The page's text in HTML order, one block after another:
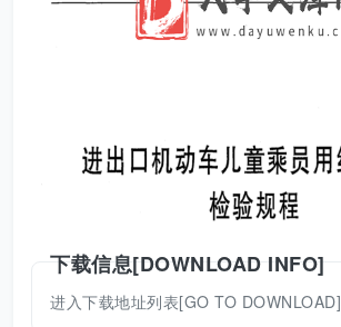
下载信息[DOWNLOAD INFO]
进入下载地址列表[GO TO DOWNLOAD]